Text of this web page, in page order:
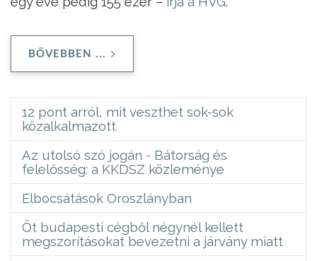
BŐVEBBEN ...
12 pont arról, mit veszthet sok-sok
közalkalmazott
Az utolsó szó jogán - Bátorság és
felelősség: a KKDSZ közleménye
Elbocsátások Oroszlányban
Öt budapesti cégből négynél kellett
megszorításokat bevezetni a járvány miatt